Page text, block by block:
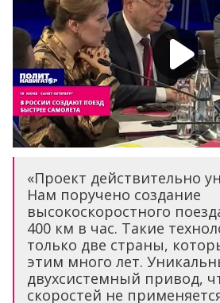
«Проект действительно
Нам поручено создание
высокоскоростного
400 км в час. Такие
только две страны,
этим много лет.
двухсистемный привод,
скоростей не